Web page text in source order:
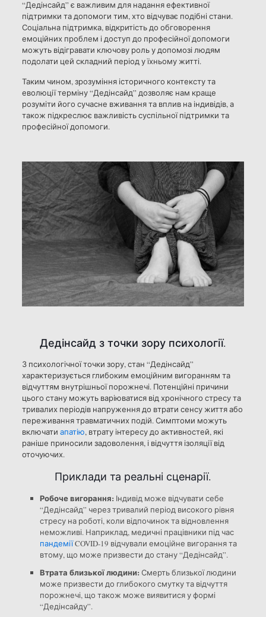
“Дедінсайд” є важливим для надання ефективної
підтримки та допомоги тим, хто відчуває подібні стани.
Соціальна підтримка, відкритість до обговорення
емоційних проблем і доступ до професійної допомоги
можуть відігравати ключову роль у допомозі людям
подолати цей складний період у їхньому житті.
Таким чином, зрозуміння історичного контексту та
еволюції терміну “Дедінсайд” дозволяє нам краще
розуміти його сучасне вживання та вплив на індивідів, а
також підкреслює важливість суспільної підтримки та
професійної допомоги.
Дедінсайд з точки зору психології.
З психологічної точки зору, стан “Дедінсайд”
характеризується глибоким емоційним вигоранням та
відчуттям внутрішньої порожнечі. Потенційні причини
цього стану можуть варіюватися від хронічного стресу та
тривалих періодів напруження до втрати сенсу життя або
переживання травматичних подій. Симптоми можуть
включати апатію, втрату інтересу до активностей, які
раніше приносили задоволення, і відчуття ізоляції від
оточуючих.
Приклади та реальні сценарії.
Робоче вигорання: Індивід може відчувати себе
“Дедінсайд” через тривалий період високого рівня
стресу на роботі, коли відпочинок та відновлення
неможливі. Наприклад, медичні працівники під час
пандеміїCOVID-19 відчували емоційне вигорання та
втому, що може призвести до стану “Дедінсайд”.
Втрата близької людини: Смерть близької людини
може призвести до глибокого смутку та відчуття
порожнечі, що також може виявитися у формі
“Дедінсайду”.